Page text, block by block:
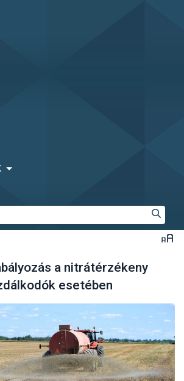
a nitrátérzékeny
esetében